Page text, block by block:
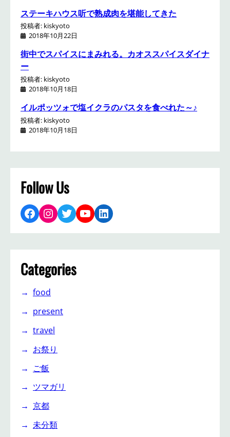
ステーキハウス听で熟成肉を堪能してきた
投稿者: kiskyoto
2018年10月22日
街中でスパイスにまみれる。カオススパイスダイナ
ー
投稿者: kiskyoto
2018年10月18日
イルポッツォで塩イクラのパスタを食べれた～♪
投稿者: kiskyoto
2018年10月18日
Follow Us
Facebook Instagram Twitter YouTube LinkedIn
Categories
food
present
travel
お祭り
ご飯
ツマガリ
京都
未分類